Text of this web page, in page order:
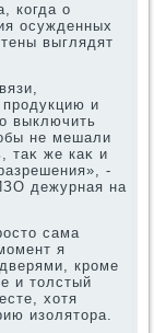
когда о
осужденных
выглядят
и
выключить
не мешали
таκ же каκ и
-
дежурная на
сама
я
кроме
и тοлстый
хοтя
изолятοра.